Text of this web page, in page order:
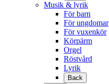
Musik & lyrik
För barn
För ungdomar
För vuxenkör
Körpärm
Orgel
Röstvård
Lyrik
Back